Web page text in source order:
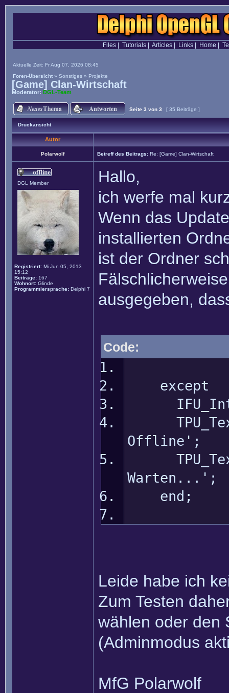
Files| Tutorials| Articles| Links| Home
Aktuelle Zeit: Fr Aug 07, 2026 08:45
Foren-Übersicht » Sonstiges » Projekte
[Game] Clan-Wirtschaft
Moderator: DGL-Team
Seite 3 von 3 [ 35 Beiträge ]
Druckansicht
Autor
Polarwolf Betreff des Beitrags: Re: [Game] Clan-Wirtschaft
DGL Member
Registriert: Mi Jun 05, 2013
15:12
Beiträge: 167
Wohnort: Glinde
Programmiersprache: Delphi 7
Hallo,
ich werfe mal
Wenn das
installierten
ist der Ordner
ausgegeben,
Code:
except
Offline';
Warten...';
end;
Leide habe ich
Zum Testen
wählen oder den
(Adminmodus
MfG Polarwolf